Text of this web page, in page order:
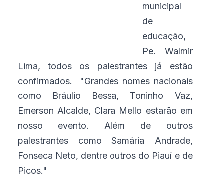
municipal
de
educação,
Pe. Walmir
Lima, todos os palestrantes já estão
confirmados. "Grandes nomes nacionais
como Bráulio Bessa, Toninho Vaz,
Emerson Alcalde, Clara Mello estarão em
nosso evento. Além de outros
palestrantes como Samária Andrade,
Fonseca Neto, dentre outros do Piauí e de
Picos."